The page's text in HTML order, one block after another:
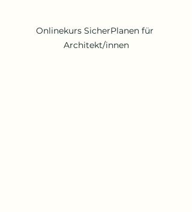
Onlinekurs SicherPlanen für
Architekt/innen